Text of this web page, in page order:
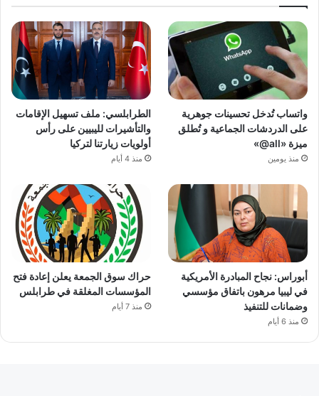
واتساب تُدخل تحسينات جوهرية
على الدردشات الجماعية و تُطلق
ميزة «all@»
منذ يومين
الطرابلسي: ملف تسهيل الإقامات
والتأشيرات لليبيين على رأس
أولويات زيارتنا لتركيا
منذ 4 أيام
أبوراس: نجاح المبادرة الأمريكية
في ليبيا مرهون باتفاق مؤسسي
وضمانات للتنفيذ
منذ 6 أيام
حراك سوق الجمعة يعلن إعادة فتح
المؤسسات المغلقة في طرابلس
منذ 7 أيام